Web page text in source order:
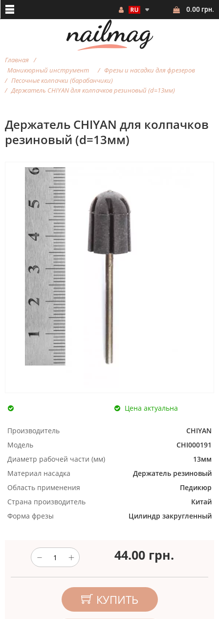
0.00 грн.
Главная
Маникюрный инструмент
Фрезы и насадки для фрезеров
Песочные колпачки (барабанчики)
Держатель CHIYAN для колпачков резиновый (d=13мм)
Держатель CHIYAN для колпачков
резиновый (d=13мм)
Цена актуальна
Производитель
CHIYAN
Модель
CHI000191
Диаметр рабочей части (мм)
13мм
Материал насадка
Держатель резиновый
Область применения
Педикюр
Страна производитель
Китай
Форма фрезы
Цилиндр закругленный
44.00 грн.
КУПИТЬ